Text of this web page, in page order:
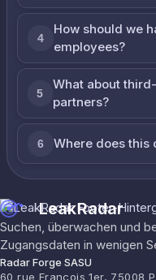
4
How should we
employees?
5
What about
partners?
6 Where does this
LeakRadar
Suchen, überwachen und
Zugangsdaten in wenigen
Radar Forge SASU
60 rue François 1er, 75008